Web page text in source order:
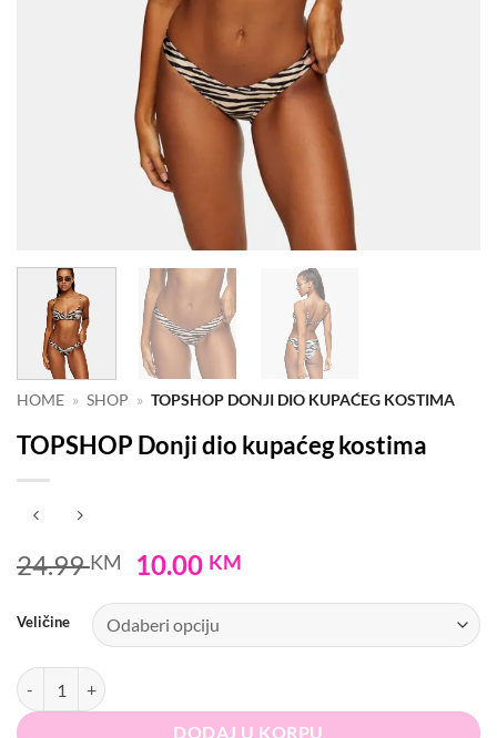
HOME » SHOP » TOPSHOP DONJI DIO KUPAĆEG KOSTIMA
TOPSHOP Donji dio kupaćeg kostima
24.99KM
Original
was:
24.99 KM.
10.00 KM
10.00 KM.
Veličine
TOPSHOP Donji dio kupaćeg kostima količina
DODAJ U KORPU